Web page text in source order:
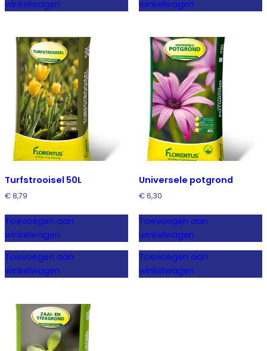
winkelwagen
winkelwagen
Turfstrooisel 50L
€8,79
Toevoegen aan
winkelwagen
Toevoegen aan
winkelwagen
Universele potgrond
€6,30
Toevoegen aan
winkelwagen
Toevoegen aan
winkelwagen